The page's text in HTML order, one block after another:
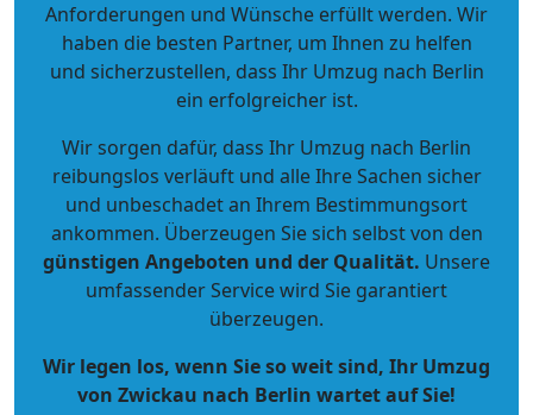
Anforderungen und Wünsche erfüllt werden. Wir
haben die besten Partner, um Ihnen zu helfen
und sicherzustellen, dass Ihr Umzug nach Berlin
ein erfolgreicher ist.
Wir sorgen dafür, dass Ihr Umzug nach Berlin
reibungslos verläuft und alle Ihre Sachen sicher
und unbeschadet an Ihrem Bestimmungsort
ankommen. Überzeugen Sie sich selbst von den
günstigen Angeboten und der Qualität. Unsere
umfassender Service wird Sie garantiert
überzeugen.
Wir legen los, wenn Sie so weit sind, Ihr Umzug
von Zwickau nach Berlin wartet auf Sie!